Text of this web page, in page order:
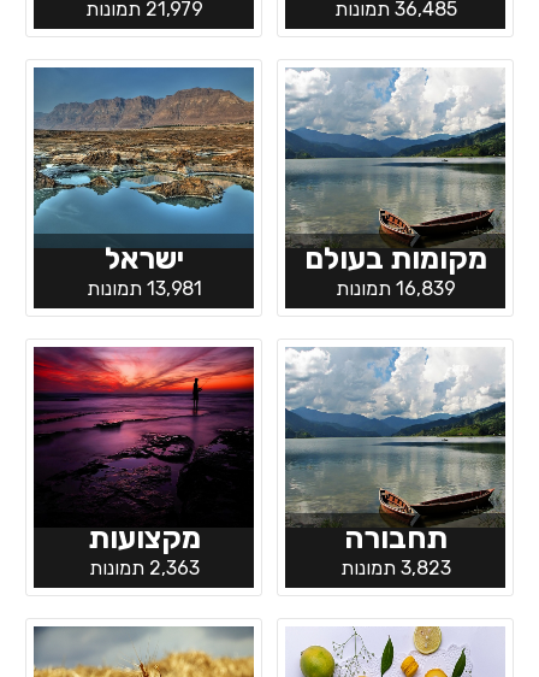
36,485 תמונות 21,979 תמונות
מקומות בעולם
16,839 תמונות
ישראל
13,981 תמונות
תחבורה
3,823 תמונות
מקצועות
2,363 תמונות